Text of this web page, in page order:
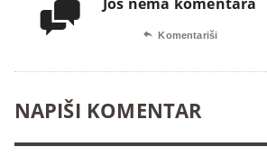
  Komentariši
NAPIŠI KOMENTAR